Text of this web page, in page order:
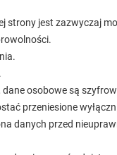
strony jest zazwyczaj
osobowe są
przeniesione
danych przed